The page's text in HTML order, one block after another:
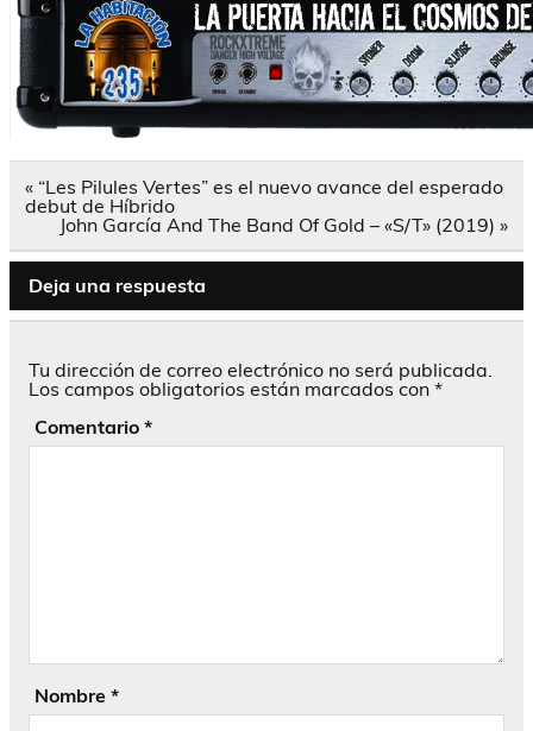
Navegación
de
entradas
« “Les Pilules Vertes” es el nuevo avance del esperado
debut de Híbrido
John García And The Band Of Gold – «S/T» (2019) »
Deja una respuesta
Tu dirección de correo electrónico no será publicada.
Los campos obligatorios están marcados con *
Comentario *
Nombre *